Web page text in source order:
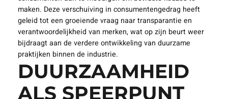
maken. Deze verschuiving in consumentengedrag heeft
geleid tot een groeiende vraag naar transparantie en
verantwoordelijkheid van merken, wat op zijn beurt weer
bijdraagt aan de verdere ontwikkeling van duurzame
praktijken binnen de industrie.
DUURZAAMHEID
ALS SPEERPUNT